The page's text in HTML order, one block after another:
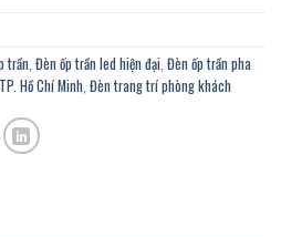
trần, Đèn ốp trần led hiện đại, Đèn ốp trần pha
Hồ Chí Minh, Đèn trang trí phòng khách